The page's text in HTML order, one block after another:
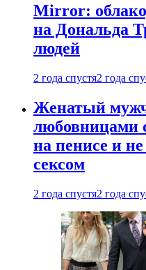
Mirror:
на Дональда
людей
2 года спустя2 года
Женатый
любовницами
на пенисе и
сексом
2 года спустя2 года